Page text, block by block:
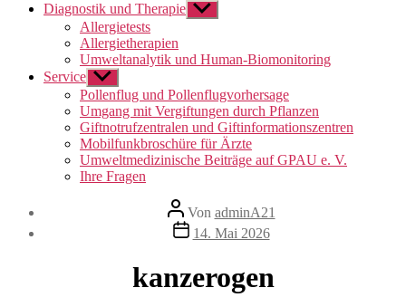
Diagnostik und Therapie Untermenü
anzeigen
Allergietests
Allergietherapien
Umweltanalytik und Human-Biomonitoring
Service Untermenü
anzeigen
Pollenflug und Pollenflugvorhersage
Umgang mit Vergiftungen durch Pflanzen
Giftnotrufzentralen und Giftinformationszentren
Mobilfunkbroschüre für Ärzte
Umweltmedizinische Beiträge auf GPAU e. V.
Ihre Fragen
Beitragsautor
Von adminA21
Veröffentlichungsdatum
14. Mai 2026
kanzerogen